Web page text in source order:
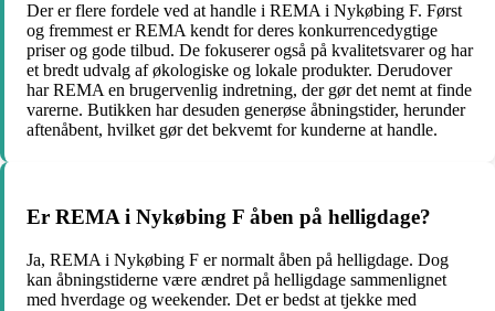
Der er flere fordele ved at handle i REMA i Nykøbing F. Først
og fremmest er REMA kendt for deres konkurrencedygtige
priser og gode tilbud. De fokuserer også på kvalitetsvarer og har
et bredt udvalg af økologiske og lokale produkter. Derudover
har REMA en brugervenlig indretning, der gør det nemt at finde
varerne. Butikken har desuden generøse åbningstider, herunder
aftenåbent, hvilket gør det bekvemt for kunderne at handle.
Er REMA i Nykøbing F åben på helligdage?
Ja, REMA i Nykøbing F er normalt åben på helligdage. Dog
kan åbningstiderne være ændret på helligdage sammenlignet
med hverdage og weekender. Det er bedst at tjekke med